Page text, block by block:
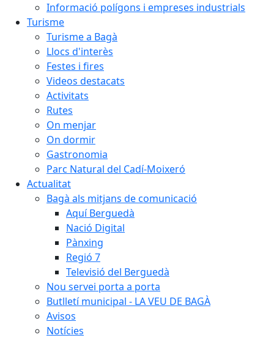
Informació polígons i empreses industrials
Turisme
Turisme a Bagà
Llocs d'interès
Festes i fires
Videos destacats
Activitats
Rutes
On menjar
On dormir
Gastronomia
Parc Natural del Cadí-Moixeró
Actualitat
Bagà als mitjans de comunicació
Aquí Berguedà
Nació Digital
Pànxing
Regió 7
Televisió del Berguedà
Nou servei porta a porta
Butlletí municipal - LA VEU DE BAGÀ
Avisos
Notícies